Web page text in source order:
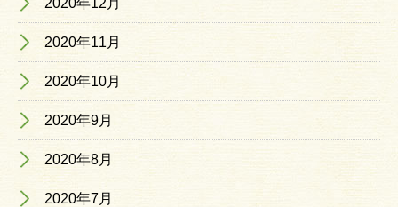
2020年12月
2020年11月
2020年10月
2020年9月
2020年8月
2020年7月